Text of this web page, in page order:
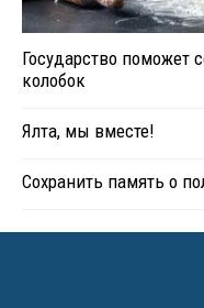
Государство поможет
колобок
Ялта, мы вместе!
Сохранить память о